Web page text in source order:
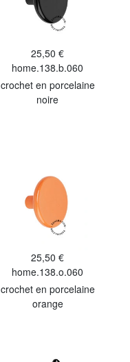
25,50 €
home.138.b.060
crochet en porcelaine
noire
25,50 €
home.138.o.060
crochet en porcelaine
orange